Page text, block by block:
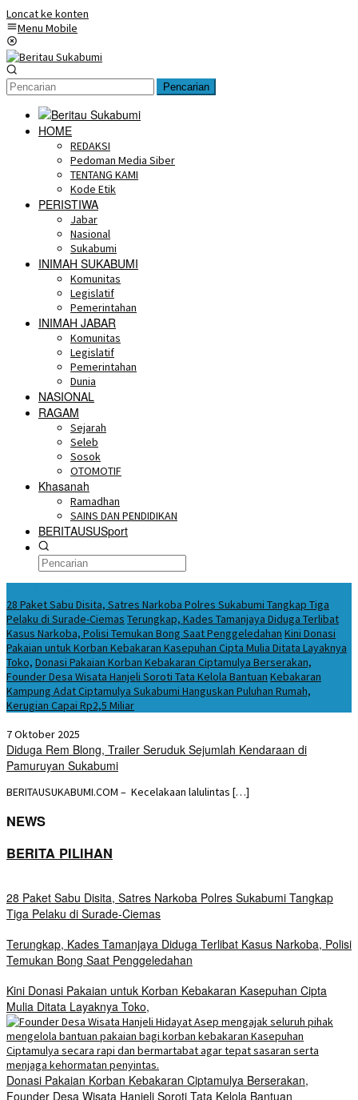
Loncat ke konten
Menu Mobile
Pencarian
HOME
REDAKSI
Pedoman Media Siber
TENTANG KAMI
Kode Etik
PERISTIWA
Jabar
Nasional
Sukabumi
INIMAH SUKABUMI
Komunitas
Legislatif
Pemerintahan
INIMAH JABAR
Komunitas
Legislatif
Pemerintahan
Dunia
NASIONAL
RAGAM
Sejarah
Seleb
Sosok
OTOMOTIF
Khasanah
Ramadhan
SAINS DAN PENDIDIKAN
BERITAUSUSport
28 Paket Sabu Disita, Satres Narkoba Polres Sukabumi Tangkap Tiga
Pelaku di Surade-Ciemas Terungkap, Kades Tamanjaya Diduga Terlibat
Kasus Narkoba, Polisi Temukan Bong Saat Penggeledahan Kini Donasi
Pakaian untuk Korban Kebakaran Kasepuhan Cipta Mulia Ditata Layaknya
Toko, Donasi Pakaian Korban Kebakaran Ciptamulya Berserakan,
Founder Desa Wisata Hanjeli Soroti Tata Kelola Bantuan Kebakaran
Kampung Adat Ciptamulya Sukabumi Hanguskan Puluhan Rumah,
Kerugian Capai Rp2,5 Miliar
7 Oktober 2025
Diduga Rem Blong, Trailer Seruduk Sejumlah Kendaraan di
Pamuruyan Sukabumi
BERITAUSUKABUMI.COM – Kecelakaan lalulintas […]
NEWS
BERITA PILIHAN
28 Paket Sabu Disita, Satres Narkoba Polres Sukabumi Tangkap
Tiga Pelaku di Surade-Ciemas
Terungkap, Kades Tamanjaya Diduga Terlibat Kasus Narkoba, Polisi
Temukan Bong Saat Penggeledahan
Kini Donasi Pakaian untuk Korban Kebakaran Kasepuhan Cipta
Mulia Ditata Layaknya Toko,
Donasi Pakaian Korban Kebakaran Ciptamulya Berserakan,
Founder Desa Wisata Hanjeli Soroti Tata Kelola Bantuan